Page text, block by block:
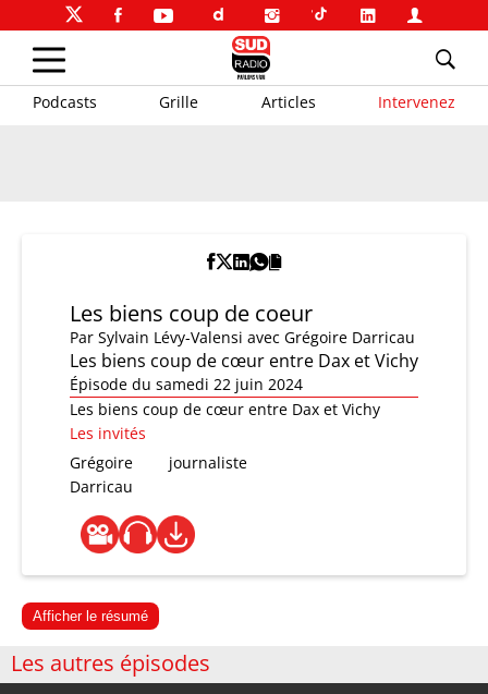
Podcasts Grille Articles Intervenez
Les biens coup de coeur
Par Sylvain Lévy-Valensi avec Grégoire Darricau
Les biens coup de cœur entre Dax et Vichy
Épisode du samedi 22 juin 2024
Les biens coup de cœur entre Dax et Vichy
Les invités
Grégoire
Darricau
journaliste
Afficher le résumé
Les autres épisodes